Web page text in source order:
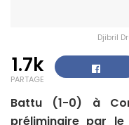
Djibril
1.7k
PARTAGE
Battu (1-0) à
préliminaire par le